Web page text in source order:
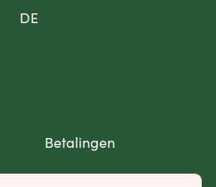
DE
Betalingen
Contact opnemen